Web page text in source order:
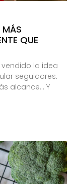
MÁS
QUE
la idea
seguidores.
alcance… Y